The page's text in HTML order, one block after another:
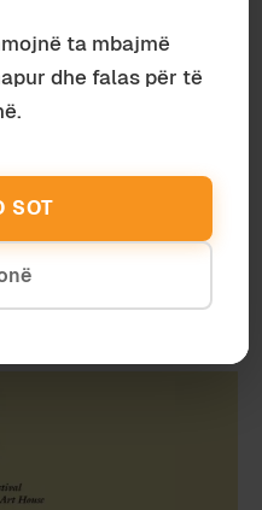
ta mbajmë
dhe falas për të
SOT